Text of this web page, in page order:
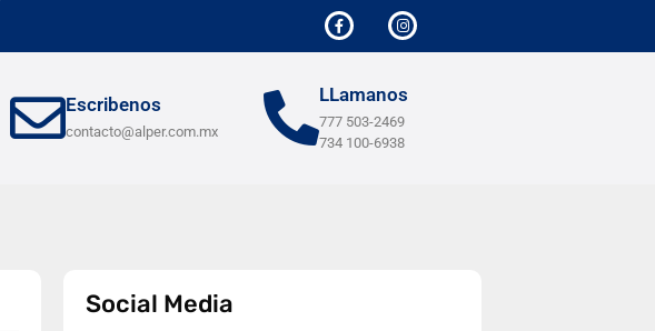
Escribenos
contacto@alper.com.mx
LLamanos
777 503-2469
734 100-6938
Social Media